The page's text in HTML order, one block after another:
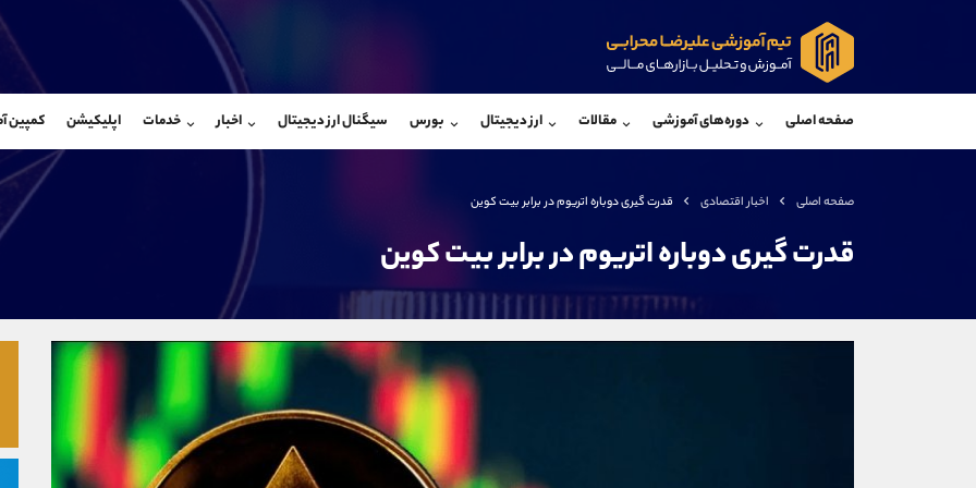
صفحه اصلی دوره‌های آموزشی مقالات ارز دیجیتال بورس سیگنال ارز دیجیتال اخبار خدمات اپلیکیشن کمپین
صفحه اصلی اخبار اقتصادی قدرت گیری دوباره اتریوم در برابر بیت کوین
قدرت گیری دوباره اتریوم در برابر بیت کوین
@Armteam_admin_33
شروع
تلفن